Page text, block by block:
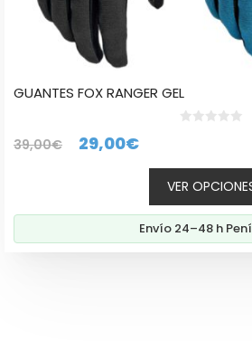
GUANTES FOX RANGER GEL
39,00€
El
era:
39,00€.
29,00€El
precio
actual
es:
29,00€.
VER
Envío 24–48 h